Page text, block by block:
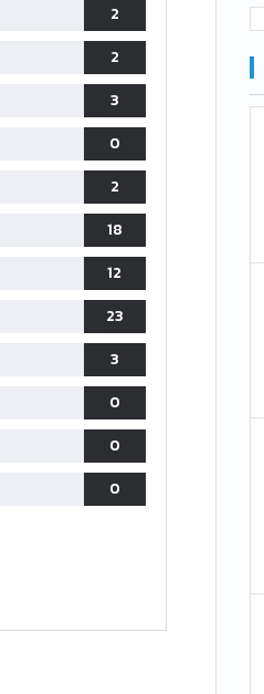
2
2
3
0
2
18
12
23
3
0
0
0